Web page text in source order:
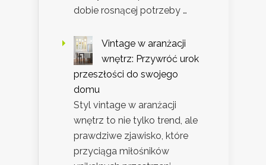
dobie rosnącej potrzeby …
Vintage w aranżacji
wnętrz: Przywróć urok
przeszłości do swojego
domu
Styl vintage w aranżacji
wnętrz to nie tylko trend, ale
prawdziwe zjawisko, które
przyciąga miłośników